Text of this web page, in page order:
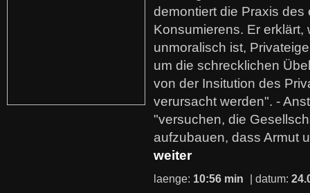
demontiert die Praxis des
Konsumierens. Er erklärt,
unmoralisch ist,
um die schrecklichen
von der Insitution des
verursacht werden". -
"versuchen, die
aufzubauen, dass Armut
weiter
laenge: 10:56 min | datum: